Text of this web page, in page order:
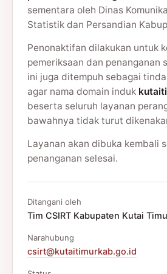
sementara oleh Dinas
Statistik dan Persandian
Penonaktifan dilakukan untuk
pemeriksaan dan penanganan
ini juga ditempuh sebagai
agar nama domain induk
beserta seluruh layanan
bawahnya tidak turut
Layanan akan dibuka kembali
penanganan selesai.
Ditangani oleh
Tim CSIRT Kabupaten Kutai
Narahubung
csirt@kutaitimurkab.go.id